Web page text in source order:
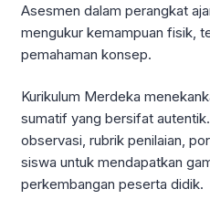
Asesmen dalam perangkat
mengukur kemampuan fisik,
pemahaman konsep.
Kurikulum Merdeka
sumatif yang bersifat
observasi, rubrik penilaian,
siswa untuk mendapatkan
perkembangan peserta didik.